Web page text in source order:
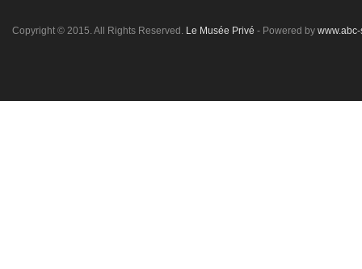
Copyright © 2015. All Rights Reserved. Le Musée Privé - Powered by